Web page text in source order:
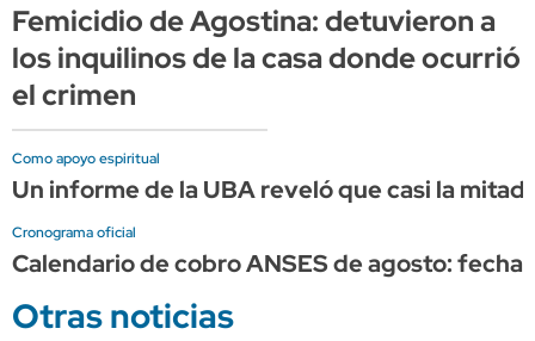
Femicidio de Agostina: detuvieron a
los inquilinos de la casa donde ocurrió
el crimen
Como apoyo espiritual
Un informe de la UBA reveló que casi la
Cronograma oficial
Calendario de cobro ANSES de agosto:
Otras noticias